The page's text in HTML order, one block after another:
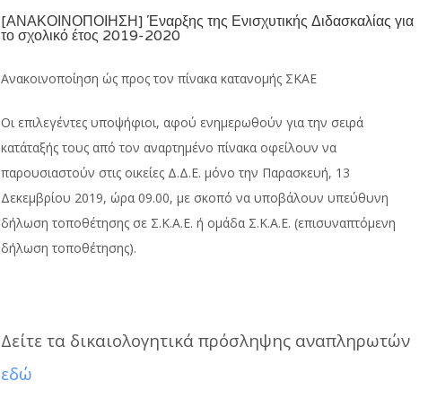
[ΑΝΑΚΟΙΝΟΠΟΙΗΣΗ] Έναρξης της Ενισχυτικής Διδασκαλίας για
το σχολικό έτος 2019-2020
Ανακοινοποίηση ώς προς τον πίνακα κατανομής ΣΚΑΕ
Οι επιλεγέντες υποψήφιοι, αφού ενημερωθούν για την σειρά
κατάταξής τους από τον αναρτημένο πίνακα οφείλουν να
παρουσιαστούν στις οικείες Δ.Δ.Ε. μόνο την Παρασκευή, 13
Δεκεμβρίου 2019, ώρα 09.00, με σκοπό να υποβάλουν υπεύθυνη
δήλωση τοποθέτησης σε Σ.Κ.Α.Ε. ή ομάδα Σ.Κ.Α.Ε. (επισυναπτόμενη
δήλωση τοποθέτησης).
Δείτε τα δικαιολογητικά πρόσληψης αναπληρωτών
εδώ